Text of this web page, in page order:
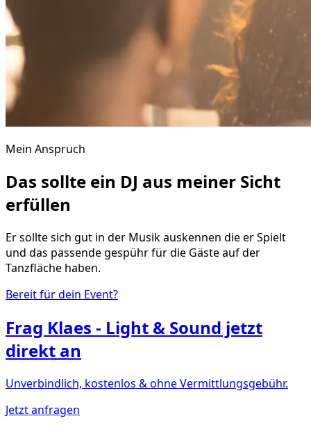
Mein Anspruch
Das sollte ein DJ aus meiner Sicht
erfüllen
Er sollte sich gut in der Musik auskennen die er Spielt
und das passende gespühr für die Gäste auf der
Tanzfläche haben.
Bereit für dein Event?
Frag Klaes - Light & Sound jetzt
direkt an
Unverbindlich, kostenlos & ohne Vermittlungsgebühr.
Jetzt anfragen